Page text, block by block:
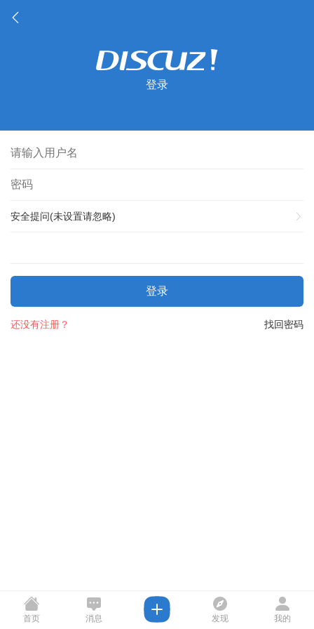
登录
安全提问(未设置请忽略)
登录
找回密码
还没有注册？
首页 消息 发现 我的